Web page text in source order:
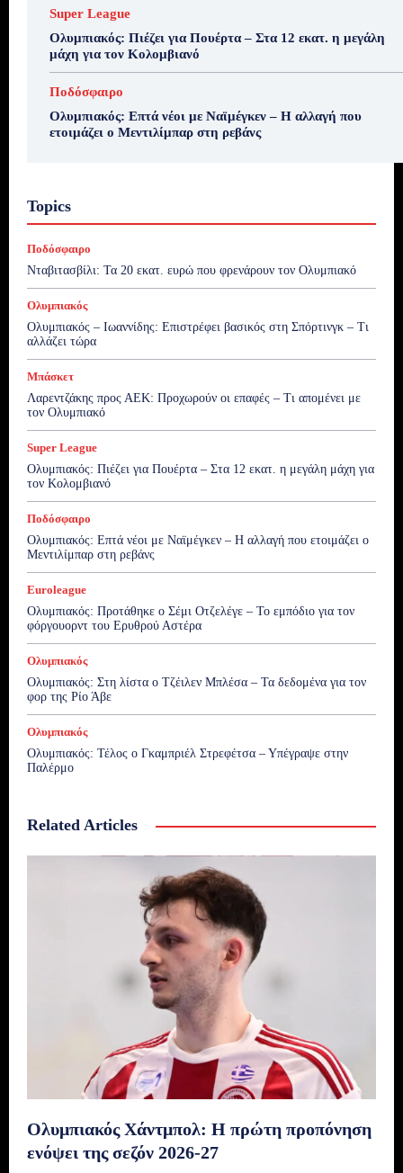
Super League
Ολυμπιακός: Πιέζει για Πουέρτα – Στα 12 εκατ. η μεγάλη
μάχη για τον Κολομβιανό
Ποδόσφαιρο
Ολυμπιακός: Επτά νέοι με Ναϊμέγκεν – Η αλλαγή που
ετοιμάζει ο Μεντιλίμπαρ στη ρεβάνς
Topics
Ποδόσφαιρο
Νταβιτασβίλι: Τα 20 εκατ. ευρώ που φρενάρουν τον Ολυμπιακό
Ολυμπιακός
Ολυμπιακός – Ιωαννίδης: Επιστρέφει βασικός στη Σπόρτινγκ – Τι
αλλάζει τώρα
Μπάσκετ
Λαρεντζάκης προς ΑΕΚ: Προχωρούν οι επαφές – Τι απομένει με
τον Ολυμπιακό
Super League
Ολυμπιακός: Πιέζει για Πουέρτα – Στα 12 εκατ. η μεγάλη μάχη για
τον Κολομβιανό
Ποδόσφαιρο
Ολυμπιακός: Επτά νέοι με Ναϊμέγκεν – Η αλλαγή που ετοιμάζει ο
Μεντιλίμπαρ στη ρεβάνς
Euroleague
Ολυμπιακός: Προτάθηκε ο Σέμι Οτζελέγε – Το εμπόδιο για τον
φόργουορντ του Ερυθρού Αστέρα
Ολυμπιακός
Ολυμπιακός: Στη λίστα ο Τζέιλεν Μπλέσα – Τα δεδομένα για τον
φορ της Ρίο Άβε
Ολυμπιακός
Ολυμπιακός: Τέλος ο Γκαμπριέλ Στρεφέτσα – Υπέγραψε στην
Παλέρμο
Related Articles
Ολυμπιακός Χάντμπολ: Η πρώτη προπόνηση
ενόψει της σεζόν 2026-27